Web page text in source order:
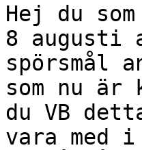
Hej du
8 augusti
spörsmål
som nu
du VB
vara med